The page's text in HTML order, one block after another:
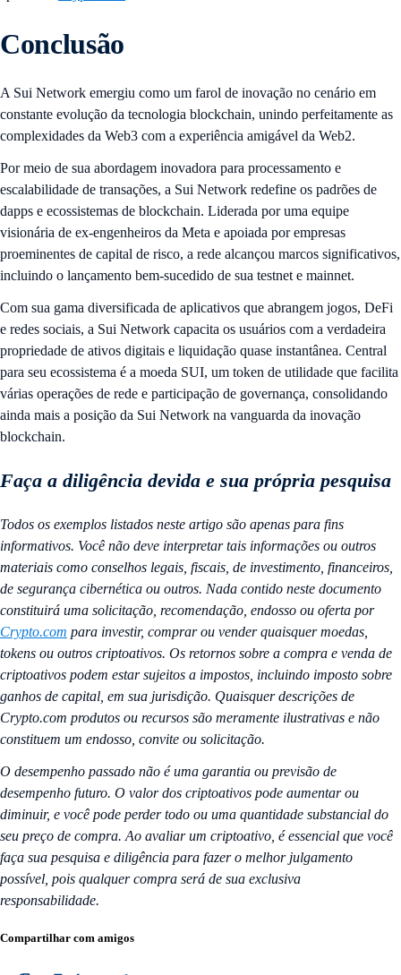
Conclusão
A Sui Network emergiu como um farol de inovação no cenário em
constante evolução da tecnologia blockchain, unindo perfeitamente as
complexidades da Web3 com a experiência amigável da Web2.
Por meio de sua abordagem inovadora para processamento e
escalabilidade de transações, a Sui Network redefine os padrões de
dapps e ecossistemas de blockchain. Liderada por uma equipe
visionária de ex-engenheiros da Meta e apoiada por empresas
proeminentes de capital de risco, a rede alcançou marcos significativos,
incluindo o lançamento bem-sucedido de sua testnet e mainnet.
Com sua gama diversificada de aplicativos que abrangem jogos, DeFi
e redes sociais, a Sui Network capacita os usuários com a verdadeira
propriedade de ativos digitais e liquidação quase instantânea. Central
para seu ecossistema é a moeda SUI, um token de utilidade que facilita
várias operações de rede e participação de governança, consolidando
ainda mais a posição da Sui Network na vanguarda da inovação
blockchain.
Faça a diligência devida e sua própria pesquisa
Todos os exemplos listados neste artigo são apenas para fins
informativos. Você não deve interpretar tais informações ou outros
materiais como conselhos legais, fiscais, de investimento, financeiros,
de segurança cibernética ou outros. Nada contido neste documento
constituirá uma solicitação, recomendação, endosso ou oferta por
Crypto.com para investir, comprar ou vender quaisquer moedas,
tokens ou outros criptoativos. Os retornos sobre a compra e venda de
criptoativos podem estar sujeitos a impostos, incluindo imposto sobre
ganhos de capital, em sua jurisdição. Quaisquer descrições de
Crypto.com produtos ou recursos são meramente ilustrativas e não
constituem um endosso, convite ou solicitação.
O desempenho passado não é uma garantia ou previsão de
desempenho futuro. O valor dos criptoativos pode aumentar ou
diminuir, e você pode perder todo ou uma quantidade substancial do
seu preço de compra. Ao avaliar um criptoativo, é essencial que você
faça sua pesquisa e diligência para fazer o melhor julgamento
possível, pois qualquer compra será de sua exclusiva
responsabilidade.
Compartilhar com amigos